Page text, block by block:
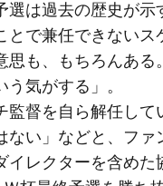
は過去の歴史が示
で兼任できないス
も、もちろんある
気がする」。
督を自ら解任して
い」などと、ファ
レクターを含め